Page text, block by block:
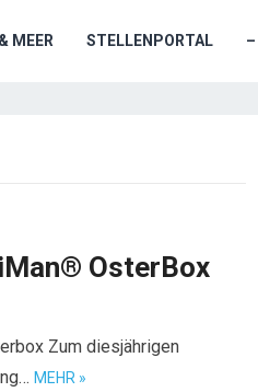
MEER STELLENPORTAL –
OsterBox
Zum diesjährigen
MEHR »